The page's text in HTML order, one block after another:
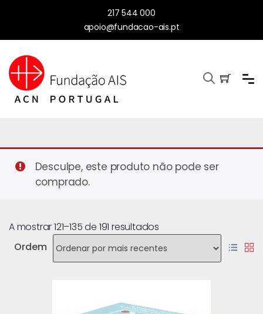
217 544 000
apoio@fundacao-ais.pt
Desculpe, este produto não pode ser
comprado.
A mostrar 121–135 de 191 resultados
Ordem